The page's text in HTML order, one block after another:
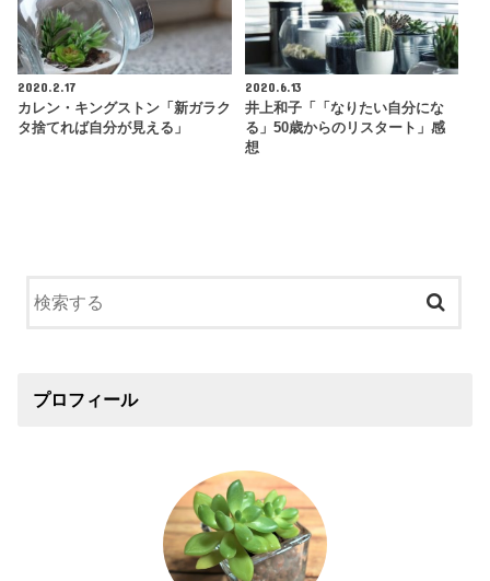
2020.2.17
カレン・キングストン「新ガラク
タ捨てれば自分が見える」
2020.6.13
井上和子「「なりたい自分にな
る」50歳からのリスタート」感
想
プロフィール